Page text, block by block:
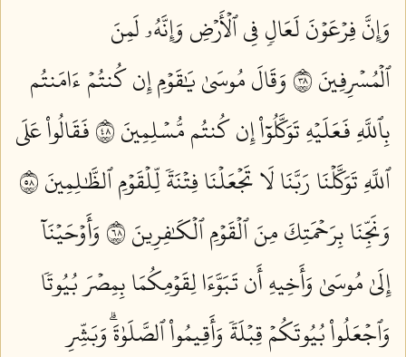
وَإِنَّ فِرۡعَوۡنَ لَعَالٖ فِي ٱلۡأَرۡضِ وَإِنَّهُۥ لَمِنَ
ٱلۡمُسۡرِفِينَ ٨٣
وَقَالَ مُوسَىٰ يَٰقَوۡمِ إِن كُنتُمۡ ءَامَنتُم
بِٱللَّهِ فَعَلَيۡهِ تَوَكَّلُوٓاْ إِن كُنتُم مُّسۡلِمِينَ ٨٤
فَقَالُواْ عَلَى
ٱللَّهِ تَوَكَّلۡنَا رَبَّنَا لَا تَجۡعَلۡنَا فِتۡنَةٗ لِّلۡقَوۡمِ ٱلظَّٰلِمِينَ ٨٥
وَنَجِّنَا بِرَحۡمَتِكَ مِنَ ٱلۡقَوۡمِ ٱلۡكَٰفِرِينَ ٨٦
وَأَوۡحَيۡنَآ
إِلَىٰ مُوسَىٰ وَأَخِيهِ أَن تَبَوَّءَا لِقَوۡمِكُمَا بِمِصۡرَ بُيُوتٗا
وَٱجۡعَلُواْ بُيُوتَكُمۡ قِبۡلَةٗ وَأَقِيمُواْ ٱلصَّلَوٰةَۗ وَبَشِّرِ